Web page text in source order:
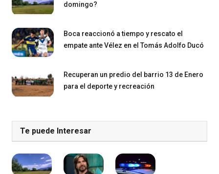
domingo?
Boca reaccionó a tiempo y rescato el
empate ante Vélez en el Tomás Adolfo Ducó
Recuperan un predio del barrio 13 de Enero
para el deporte y recreación
Te puede Interesar